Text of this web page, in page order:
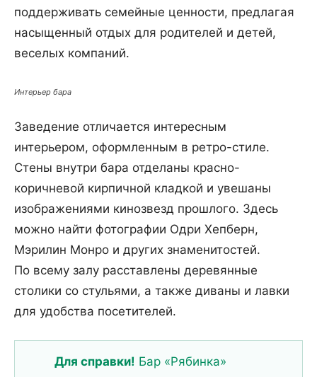
поддерживать семейные ценности, предлагая
насыщенный отдых для родителей и детей,
веселых компаний.
Интерьер бара
Заведение отличается интересным
интерьером, оформленным в ретро-стиле.
Стены внутри бара отделаны красно-
коричневой кирпичной кладкой и увешаны
изображениями кинозвезд прошлого. Здесь
можно найти фотографии Одри Хепберн,
Мэрилин Монро и других знаменитостей.
По всему залу расставлены деревянные
столики со стульями, а также диваны и лавки
для удобства посетителей.
Для справки! Бар «Рябинка»